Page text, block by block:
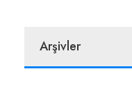
Arşivler